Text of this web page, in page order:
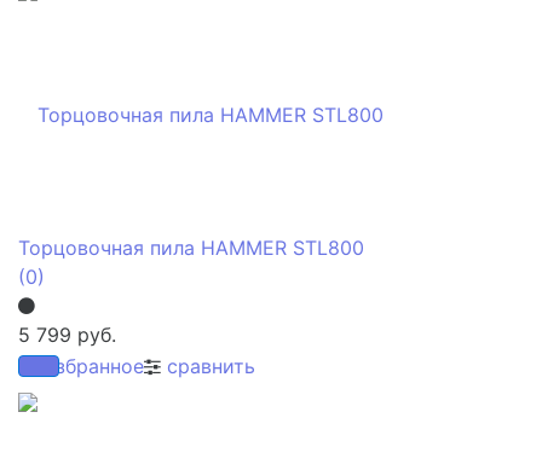
избранное сравнить
Торцовочная пила HAMMER STL800
(0)
5 799 руб.